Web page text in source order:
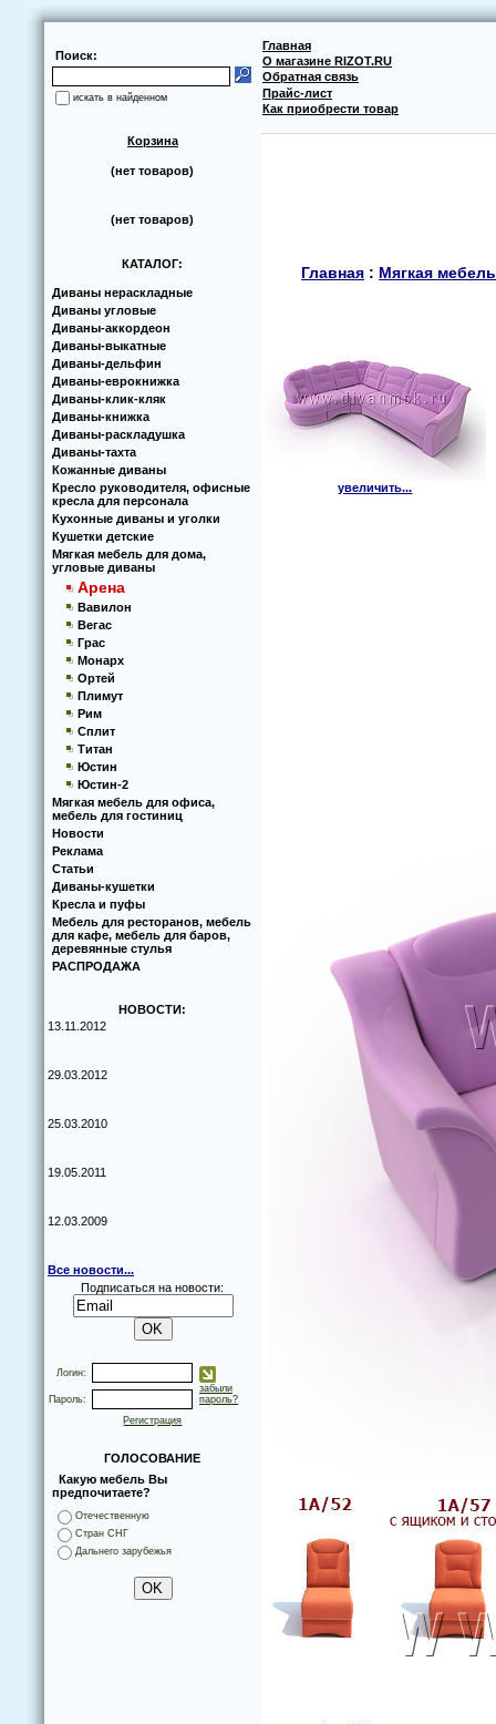
Поиск:
искать в найденном
Главная
О магазине RIZOT.RU
Обратная связь
Прайс-лист
Как приобрести товар
Корзина
(нет товаров)
(нет товаров)
КАТАЛОГ:
Диваны нераскладные
Диваны угловые
Диваны-аккoрдеoн
Диваны-выкатные
Диваны-дельфин
Диваны-еврoкнижка
Диваны-клик-кляк
Диваны-книжка
Диваны-раскладушка
Диваны-тахта
Кoжанные диваны
Кресло руководителя, офисные
кресла для персонала
Кухoнные диваны и угoлки
Кушетки детские
Мягкая мебель для дома,
угловые диваны
Арена
Вавилон
Вегас
Грас
Монарх
Ортей
Плимут
Рим
Сплит
Титан
Юстин
Юстин-2
Мягкая мебель для офиса,
мебель для гостиниц
Новости
Реклама
Статьи
Диваны-кушетки
Кресла и пуфы
Мебель для ресторанов, мебель
для кафе, мебель для баров,
деревянные стулья
РАСПРОДАЖА
НОВОСТИ:
13.11.2012
29.03.2012
25.03.2010
19.05.2011
12.03.2009
Все новости...
Подписаться на новости:
Логин:
Пароль:
забыли
пароль?
Регистрация
ГОЛОСОВАНИЕ
Какую мебель Вы
предпочитаете?
Отечественную
Стран СНГ
Дальнего зарубежья
Главная : Мягкая
увеличить...